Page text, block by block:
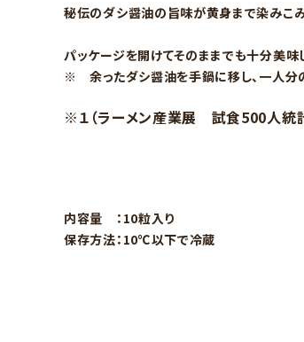
秘伝のダシ醤油の旨味が黄身まで染みこ
パッケージを開けてそのままでも十分美味
※ 余ったダシ醤油を手鍋に移し、一人分
※１（ラーメン産業展 試食500人統計
内容量 ：10粒入り
保存方法：10℃以下で冷蔵